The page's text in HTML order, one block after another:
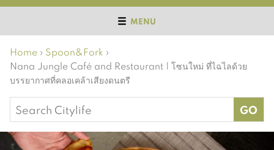
MENU
Home › Spoon&Fork ›
Nana Jungle Café and Restaurant | โซนใหม่ ที่ไฉไลด้วย
บรรยากาศที่คลอเคล้าเสียงดนตรี
Search
for: